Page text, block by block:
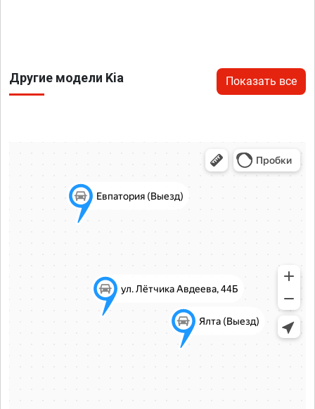
Другие модели Kia Показать все